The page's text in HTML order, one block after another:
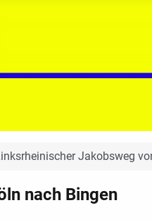
Jakobsweg
nach Bingen